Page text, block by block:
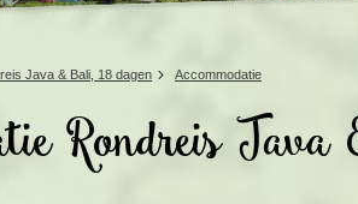
Java & Bali, 18 dagen Accommodatie
Rondreis Java